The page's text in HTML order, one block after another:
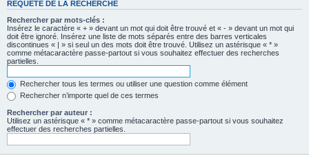
REQUÊTE DE LA RECHERCHE
Rechercher par mots-clés :
Insérez le caractère « + » devant un mot qui doit être trouvé et « - » devant un mot qui
doit être ignoré. Insérez une liste de mots séparés entre des barres verticales
discontinues « | » si seul un des mots doit être trouvé. Utilisez un astérisque « * »
comme métacaractère passe-partout si vous souhaitez effectuer des recherches
partielles.
Rechercher tous les termes ou utiliser une question comme élément
Rechercher n’importe quel de ces termes
Rechercher par auteur :
Utilisez un astérisque « * » comme métacaractère passe-partout si vous souhaitez
effectuer des recherches partielles.